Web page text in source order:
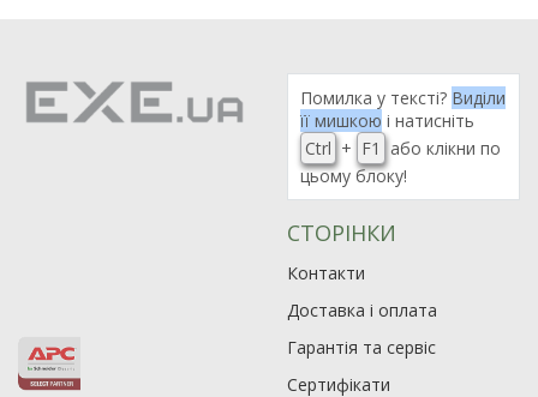
Помилка у тексті? Виділи
її мишкою і натисніть
Ctrl + F1
або клікни по
цьому блоку!
СТОРІНКИ
Контакти
Доставка і оплата
Гарантія та сервіс
Сертифікати